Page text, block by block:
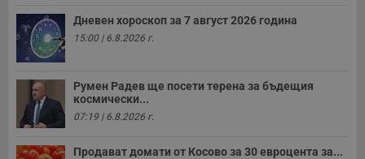
Дневен хороскоп за 7 август 2026 година
15:00 | 6.8.2026 г.
Румен Радев ще посети терена за бъдещия
космически...
07:19 | 6.8.2026 г.
Продават домати от Косово за 30 евроцента за...